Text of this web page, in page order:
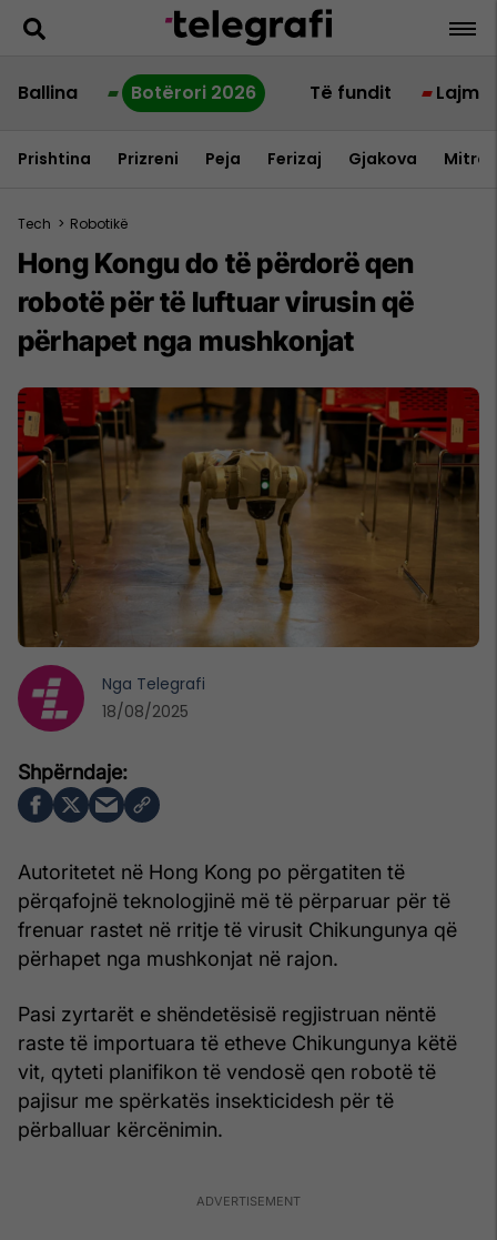
Ballina Botërori 2026 Të fundit Lajme
Prishtina Prizreni Peja Ferizaj Gjakova
Tech > Robotikë
Hong Kongu do të përdorë qen
robotë për të luftuar virusin që
përhapet nga mushkonjat
Autoritetet në Hong Kong po përgatiten të
përqafojnë teknologjinë më të përparuar për të
frenuar rastet në rritje të virusit Chikungunya që
përhapet nga mushkonjat në rajon.
Pasi zyrtarët e shëndetësisë regjistruan nëntë
raste të importuara të etheve Chikungunya këtë
vit, qyteti planifikon të vendosë qen robotë të
pajisur me spërkatës insekticidesh për të
përballuar kërcënimin.
Nga Telegrafi
18/08/2025